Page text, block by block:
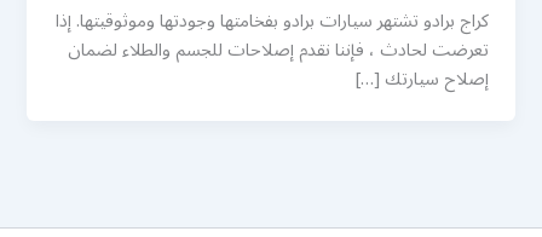
كراج برادو تشتهر سيارات برادو بفخامتها وجودتها وموثوقيتها. إذا
تعرضت لحادث ، فإننا نقدم إصلاحات للجسم والطلاء لضمان
إصلاح سيارتك […]